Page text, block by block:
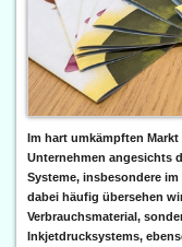
Im hart umkämpften
Unternehmen angesichts
Systeme, insbesondere
dabei häufig übersehen
Verbrauchsmaterial,
Inkjetdrucksystems,